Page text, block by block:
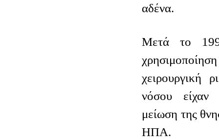
αδένα.
Μετά το
χειρουργική
νόσου
μείωση της
ΗΠΑ.